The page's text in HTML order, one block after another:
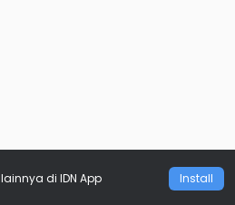
lainnya di IDN App Install